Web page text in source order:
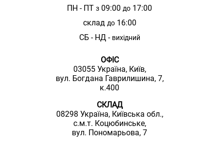
ПН - ПТ з 09:00 до 17:00
склад до16:00
СБ - НД - вихідний
ОФІС
03055 Україна, Київ,
вул. Богдана Гаврилишина, 7,
к.400
СКЛАД
08298 Україна, Київська обл.,
с.м.т. Коцюбинське,
вул. Пономарьова, 7